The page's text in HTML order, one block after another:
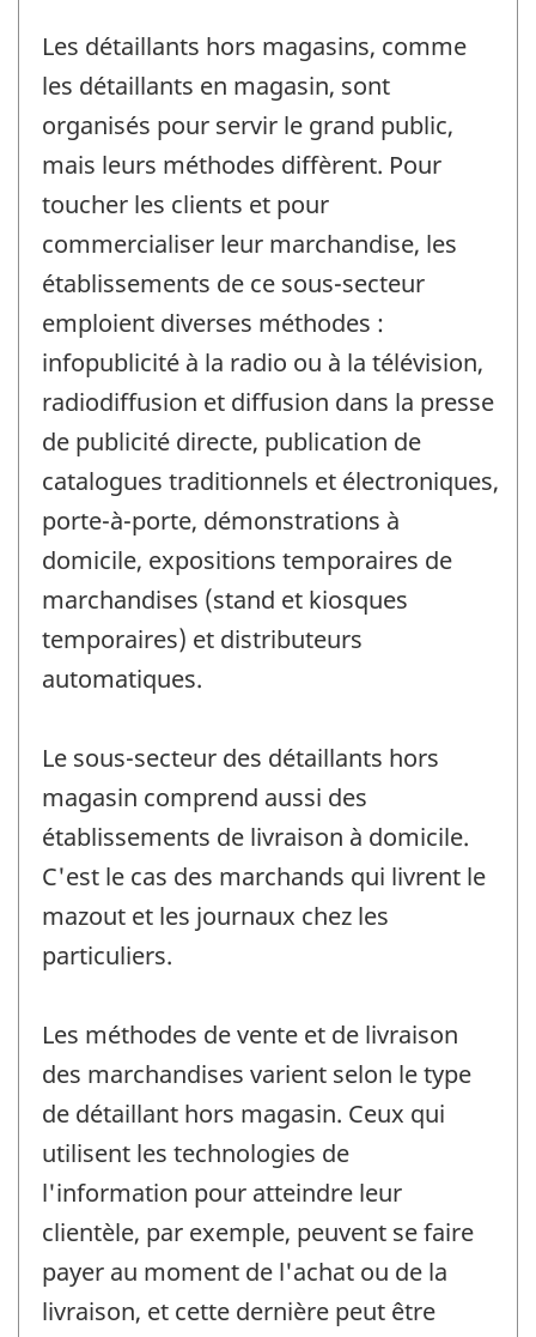
Les détaillants hors magasins, comme
les détaillants en magasin, sont
organisés pour servir le grand public,
mais leurs méthodes diffèrent. Pour
toucher les clients et pour
commercialiser leur marchandise, les
établissements de ce sous-secteur
emploient diverses méthodes :
infopublicité à la radio ou à la télévision,
radiodiffusion et diffusion dans la presse
de publicité directe, publication de
catalogues traditionnels et électroniques,
porte-à-porte, démonstrations à
domicile, expositions temporaires de
marchandises (stand et kiosques
temporaires) et distributeurs
automatiques.
Le sous-secteur des détaillants hors
magasin comprend aussi des
établissements de livraison à domicile.
C'est le cas des marchands qui livrent le
mazout et les journaux chez les
particuliers.
Les méthodes de vente et de livraison
des marchandises varient selon le type
de détaillant hors magasin. Ceux qui
utilisent les technologies de
l'information pour atteindre leur
clientèle, par exemple, peuvent se faire
payer au moment de l'achat ou de la
livraison, et cette dernière peut être